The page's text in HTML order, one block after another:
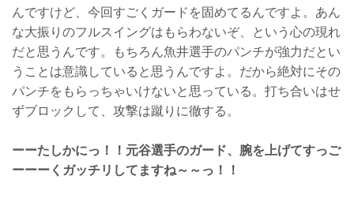
んですけど、今回すごくガードを固めてるんですよ。あん
な大振りのフルスイングはもらわないぞ、という心の現れ
だと思うんです。もちろん魚井選手のパンチが強力だとい
うことは意識していると思うんですよ。だから絶対にその
パンチをもらっちゃいけないと思っている。打ち合いはせ
ずブロックして、攻撃は蹴りに徹する。
ーーたしかにっ！！元谷選手のガード、腕を上げてすっご
ーーーくガッチリしてますね～～っ！！